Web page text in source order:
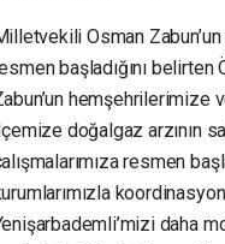
Osman
başladığını
hemşehrilerimize
doğalgaz arzının
resmen
daha